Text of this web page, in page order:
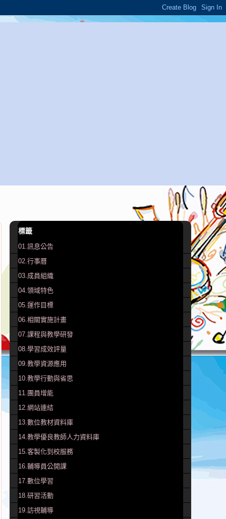
標籤
01.訊息公告
02.行事曆
03.成員組織
04.領域特色
05.運作目標
06.相關實施計畫
07.課程與教學研發
08.學習成效評量
09.教學資源應用
10.教學行動與省思
11.團員增能
12.網站連結
13.數位教材資料庫
14.教學優良教師人力資料庫
15.客製化到校服務
16.輔導員公開課
17.數位學習
18.研習活動
19.訪視輔導